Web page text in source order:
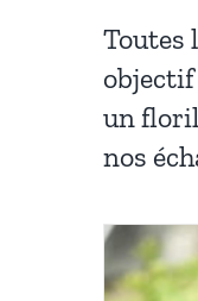
Toutes
objectif
un
nos